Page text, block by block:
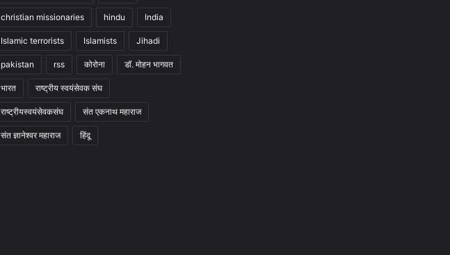
christian missionaries hindu India
Islamic terrorists Islamists Jihadi
pakistan rss कोरोना डॉ. मोहन भागवत
भारत राष्ट्रीय स्वयंसेवक संघ
राष्ट्रीयस्वयंसेवकसंघ संत एकनाथ महाराज
संत ज्ञानेश्वर महाराज हिंदू